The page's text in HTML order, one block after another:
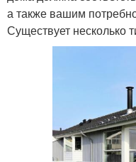
а также вашим
Существует несколько